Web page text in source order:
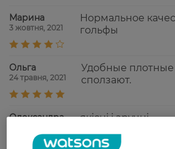
Марина
3 жовтня, 2021
Нормальное
гольфы
Ольга
24 травня, 2021
Удобные плотные
сползают.
Олександра якісні і зручні